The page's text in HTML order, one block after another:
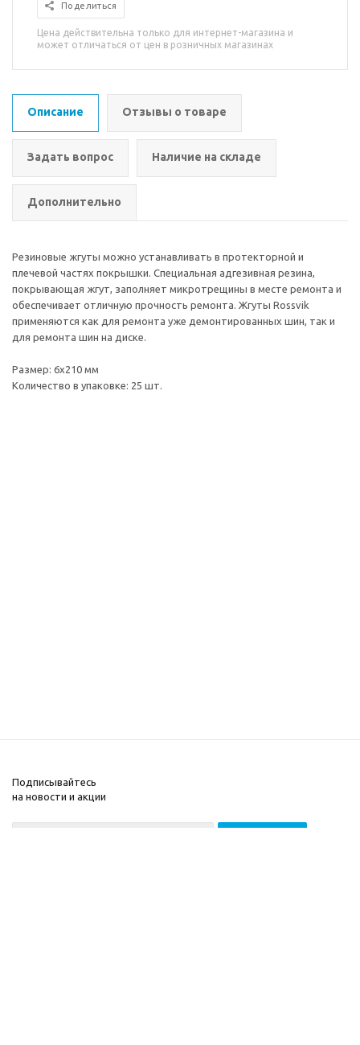
Поделиться
Цена действительна только для интернет-магазина и
может отличаться от цен в розничных магазинах
Описание Отзывы о товаре
Задать вопрос Наличие на складе
Дополнительно
Резиновые жгуты можно устанавливать в протекторной и
плечевой частях покрышки. Специальная адгезивная резина,
покрывающая жгут, заполняет микротрещины в месте ремонта и
обеспечивает отличную прочность ремонта. Жгуты Rossvik
применяются как для ремонта уже демонтированных шин, так и
для ремонта шин на диске.
Размер: 6х210 мм
Количество в упаковке: 25 шт.
Подписывайтесь
на новости и акции